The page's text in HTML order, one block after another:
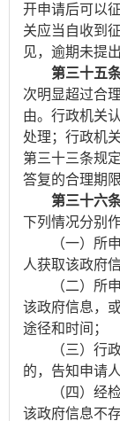
开申请后可以
关应当自收到
见，逾期未提
第三十五
次明显超过合
由。行政机关
处理；行政机
第三十三条规
答复的合理期
第三十六
下列情况分别
（一）所申
人获取该政府
（二）所申
该政府信息，
途径和时间；
（三）行政
的，告知申请
（四）经检
该政府信息不存